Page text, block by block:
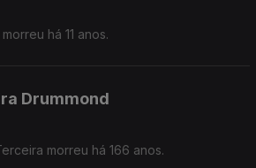
há 11 anos.
Drummond
morreu há 166 anos.